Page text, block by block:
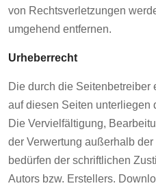
von Rechtsverletzungen
umgehend entfernen.
Urheberrecht
Die durch die Seitenbetreiber
auf diesen Seiten unterliegen
Die Vervielfältigung,
der Verwertung außerhalb
bedürfen der schriftlichen
Autors bzw. Erstellers.